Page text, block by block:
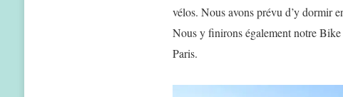
vélos. Nous avons prévu d’y dormir
Nous y finirons également notre
Paris.